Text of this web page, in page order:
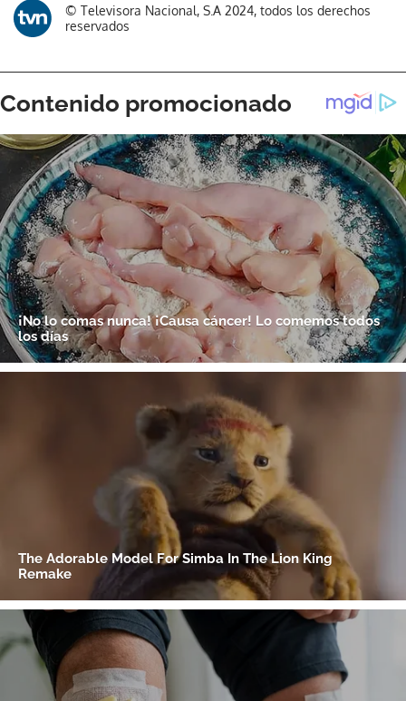
© Televisora Nacional, S.A 2024, todos los derechos
reservados